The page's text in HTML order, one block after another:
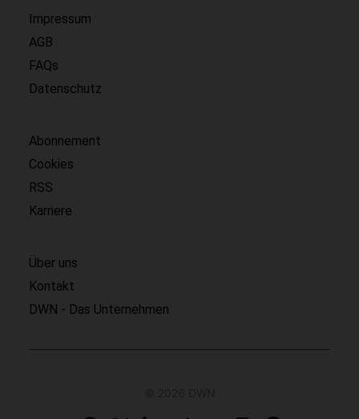
Impressum
AGB
FAQs
Datenschutz
Abonnement
Cookies
RSS
Karriere
Über uns
Kontakt
DWN - Das Unternehmen